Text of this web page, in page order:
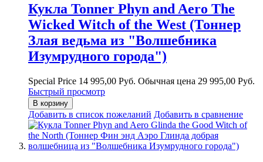
Кукла Tonner Phyn and Aero The
Wicked Witch of the West (Тоннер
Злая ведьма из "Волшебника
Изумрудного города")
Special Price 14 995,00 Руб. Обычная цена 29 995,00 Руб.
Быстрый просмотр
В корзину
Добавить в список пожеланий Добавить в сравнение